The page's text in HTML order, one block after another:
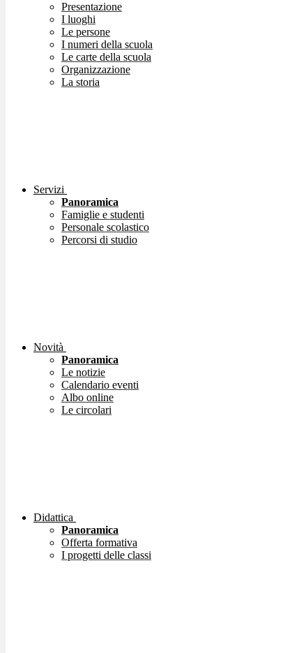
Presentazione
I luoghi
Le persone
I numeri della scuola
Le carte della scuola
Organizzazione
La storia
Servizi
Panoramica
Famiglie e studenti
Personale scolastico
Percorsi di studio
Novità
Panoramica
Le notizie
Calendario eventi
Albo online
Le circolari
Didattica
Panoramica
Offerta formativa
I progetti delle classi